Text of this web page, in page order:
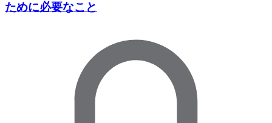
ために必要なこと